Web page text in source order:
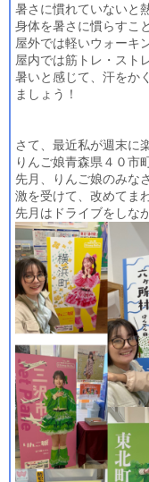
暑さに慣れていないと
身体を暑さに慣らすこ
屋外では軽いウォーキ
屋内では筋トレ・スト
暑いと感じて、汗をか
ましょう！
さて、最近私が週末に
りんご娘青森県４０市
先月、りんご娘のみな
激を受けて、改めてま
先月はドライブをしな